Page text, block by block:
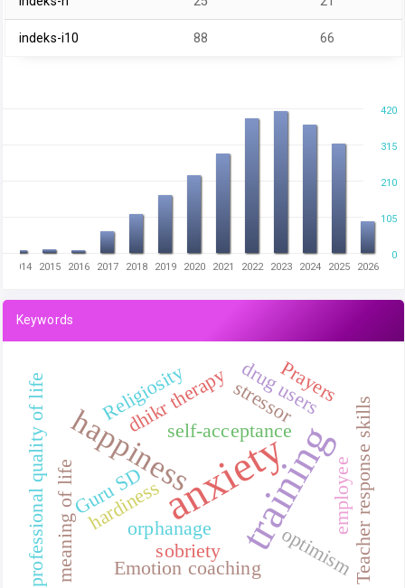
indeks-i10 88 66
0
420
210
105
315
2014 2015 2016 2017 2018 2019 2020 2021 2022 2023 2024 2025 2026
Keywords
anxiety
training
happiness
Guru SD
meaning of life orphanage
self-acceptance
professional quality of life optimismTeacher response skills
dhikr therapy
sobriety
drug users
Religiosity
Emotion coaching
employee
hardiness
stressorPrayers